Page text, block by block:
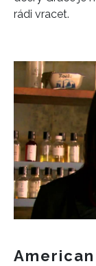
rádi vracet.